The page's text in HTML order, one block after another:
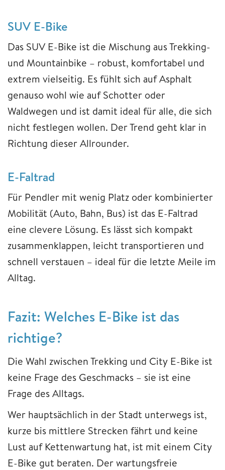
SUV E-Bike
Das SUV E-Bike ist die Mischung aus Trekking-
und Mountainbike – robust, komfortabel und
extrem vielseitig. Es fühlt sich auf Asphalt
genauso wohl wie auf Schotter oder
Waldwegen und ist damit ideal für alle, die sich
nicht festlegen wollen. Der Trend geht klar in
Richtung dieser Allrounder.
E-Faltrad
Für Pendler mit wenig Platz oder kombinierter
Mobilität (Auto, Bahn, Bus) ist das E-Faltrad
eine clevere Lösung. Es lässt sich kompakt
zusammenklappen, leicht transportieren und
schnell verstauen – ideal für die letzte Meile im
Alltag.
Fazit: Welches E-Bike ist das
richtige?
Die Wahl zwischen Trekking und City E-Bike ist
keine Frage des Geschmacks – sie ist eine
Frage des Alltags.
Wer hauptsächlich in der Stadt unterwegs ist,
kurze bis mittlere Strecken fährt und keine
Lust auf Kettenwartung hat, ist mit einem City
E-Bike gut beraten. Der wartungsfreie